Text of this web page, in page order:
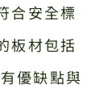
合安全標
板材包括
優缺點與